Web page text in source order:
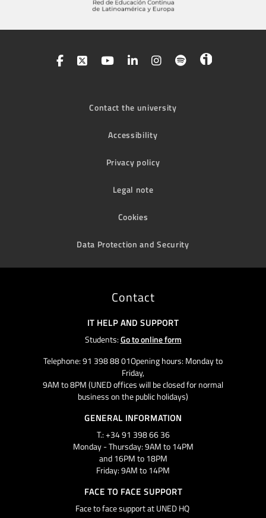
Contact the university
Accessibility
Privacy policy
Legal note
Cookies
Data Protection and Security
Contact
IT HELP AND SUPPORT
Students:Go to online form
Telephone: 91 398 88 01Opening hours: Monday to
Friday,
9AM to 8PM (UNED offices will be closed for normal
business on the public holidays)
GENERAL INFORMATION
T.: +34 91 398 66 36
Monday - Thursday: 9AM to 14PM
and 16PM to 18PM
Friday: 9AM to 14PM
FACE TO FACE SUPPORT
Face to face support at UNED HQ